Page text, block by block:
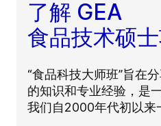
了解 GEA
食品技术硕
“食品科技大师班”旨在
的知识和专业经验，是
我们自2000年代初以来